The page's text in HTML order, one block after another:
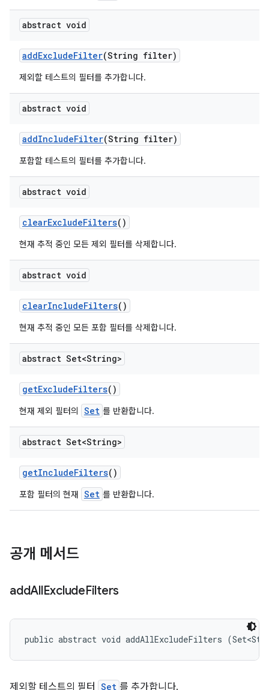
abstract void
addExcludeFilter(String filter)
제외할 테스트의 필터를 추가합니다.
abstract void
addIncludeFilter(String filter)
포함할 테스트의 필터를 추가합니다.
abstract void
clearExcludeFilters()
현재 추적 중인 모든 제외 필터를 삭제합니다.
abstract void
clearIncludeFilters()
현재 추적 중인 모든 포함 필터를 삭제합니다.
abstract Set<String>
getExcludeFilters()
현재 제외 필터의 Set 를 반환합니다.
abstract Set<String>
getIncludeFilters()
포함 필터의 현재 Set 를 반환합니다.
공개 메서드
addAllExcludeFilters
public abstract void addAllExcludeFilters
제외할 테스트의 필터 Set 를 추가합니다.